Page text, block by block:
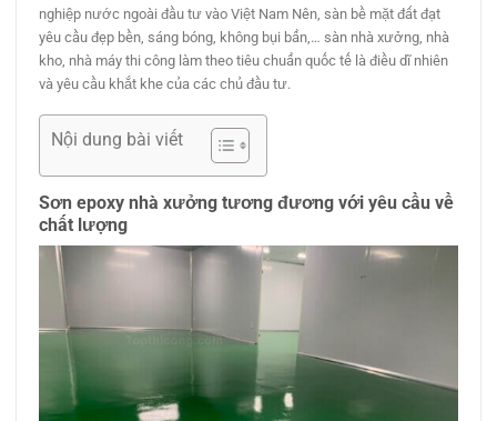
nghiệp nước ngoài đầu tư vào Việt Nam Nên, sàn bề mặt đất đạt
yêu cầu đẹp bền, sáng bóng, không bụi bẩn,… sàn nhà xưởng, nhà
kho, nhà máy thi công làm theo tiêu chuẩn quốc tế là điều dĩ nhiên
và yêu cầu khắt khe của các chủ đầu tư.
Nội dung bài viết
Sơnepoxy nhà xưởng tương đương với yêu cầu về
chất lượng